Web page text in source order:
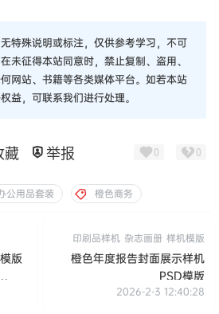
特殊说明或标注，仅供参考学习，不可
未征得本站同意时，禁止复制、盗用、
网站、书籍等各类媒体平台。如若本站
益，可联系我们进行处理。
藏 举报 0 0
公用品套装 橙色商务
版
印刷品样机 杂志画册 样机模版
橙色年度报告封面展示样机
PSD模版
2026-2-3 12:40:28